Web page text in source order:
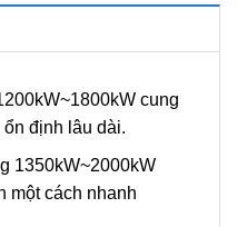
cung
định lâu dài.
1350kW~2000kW
một cách nhanh